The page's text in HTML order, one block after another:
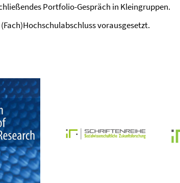
Portfolio-Gespräch in Kleingruppen.
vorausgesetzt.